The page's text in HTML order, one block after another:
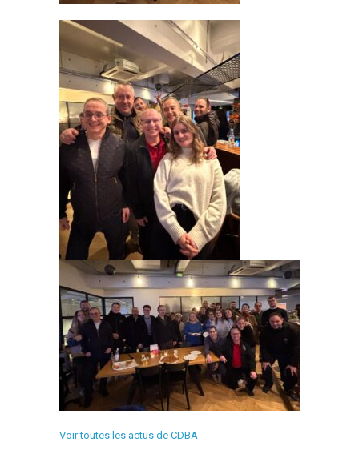
Voir toutes les actus de CDBA